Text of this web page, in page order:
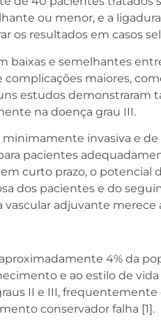
ou menor, e a
os resultados em casos
baixas e semelhantes
maiores,
estudos demonstraram
na doença grau III.
invasiva e
pacientes
curto prazo, o potencial
dos pacientes e do
vascular adjuvante
4% da
e ao estilo de
II e III,
conservador falha [1].